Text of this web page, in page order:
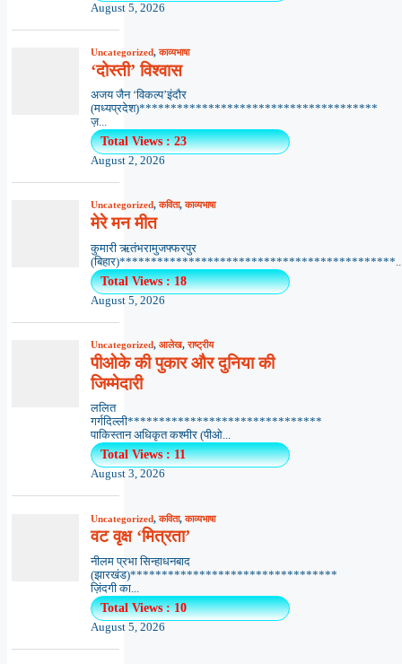
August 5, 2026
Uncategorized,काव्यभाषा
‘दोस्ती’ विश्वास
अजय जैन ‘विकल्प’इंदौर
(मध्यप्रदेश)**************************************
ज़...
Total Views : 23
August 2, 2026
Uncategorized,कविता,काव्यभाषा
मेरे मन मीत
कुमारी ऋतंभरामुजफ्फरपुर
Total Views : 18
August 5, 2026
Uncategorized, आलेख,राष्ट्रीय
पीओके की पुकार और दुनिया की
जिम्मेदारी
ललित
गर्गदिल्ली*******************************
पाकिस्तान अधिकृत कश्मीर (पीओ...
Total Views : 11
August 3, 2026
Uncategorized,कविता,काव्यभाषा
वट वृक्ष ‘मित्रता’
नीलम प्रभा सिन्हाधनबाद
(झारखंड)*********************************
ज़िंदगी का...
Total Views : 10
August 5, 2026